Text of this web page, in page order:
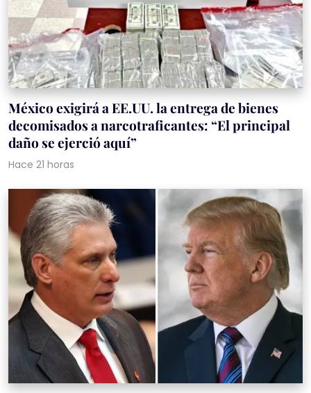
México exigirá a EE.UU. la entrega de bienes
decomisados a narcotraficantes: “El principal
daño se ejerció aquí”
Hace 21 horas